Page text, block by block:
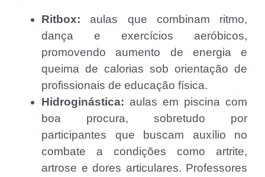
Ritbox: aulas que combinam ritmo,
dança e exercícios aeróbicos,
promovendo aumento de energia e
queima de calorias sob orientação de
profissionais de educação física.
Hidroginástica: aulas em piscina com
boa procura, sobretudo por
participantes que buscam auxílio no
combate a condições como artrite,
artrose e dores articulares. Professores